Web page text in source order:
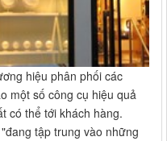
hiệu phân phối các
một số công cụ hiệu quả
có thể tới khách hàng.
tập trung vào những